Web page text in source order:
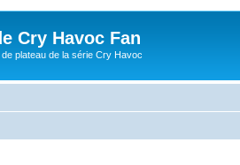
Cry Havoc Fan
plateau de la série Cry Havoc